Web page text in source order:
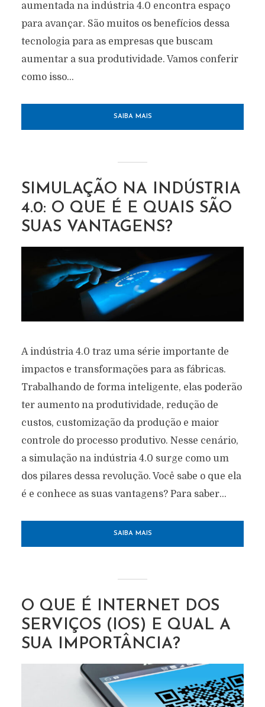
aumentada na indústria 4.0 encontra espaço
para avançar. São muitos os benefícios dessa
tecnologia para as empresas que buscam
aumentar a sua produtividade. Vamos conferir
como isso...
SAIBA MAIS
SIMULAÇÃO NA INDÚSTRIA
4.0: O QUE É E QUAIS SÃO
SUAS VANTAGENS?
A indústria 4.0 traz uma série importante de
impactos e transformações para as fábricas.
Trabalhando de forma inteligente, elas poderão
ter aumento na produtividade, redução de
custos, customização da produção e maior
controle do processo produtivo. Nesse cenário,
a simulação na indústria 4.0 surge como um
dos pilares dessa revolução. Você sabe o que ela
é e conhece as suas vantagens? Para saber...
SAIBA MAIS
O QUE É INTERNET DOS
SERVIÇOS (IOS) E QUAL A
SUA IMPORTÂNCIA?